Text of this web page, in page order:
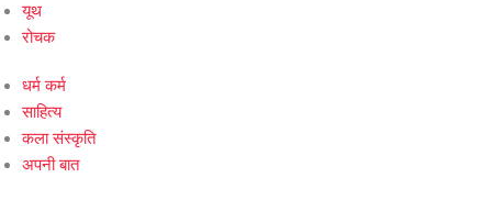
यूथ
रोचक
धर्म कर्म
साहित्य
कला संस्कृति
अपनी बात